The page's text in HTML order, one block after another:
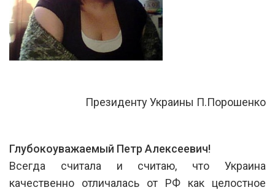
Президенту Украины П.Порошенко
Глубокоуважаемый Петр Алексеевич!
Всегда считала и считаю, что Украина
качественно отличалась от РФ как целостное